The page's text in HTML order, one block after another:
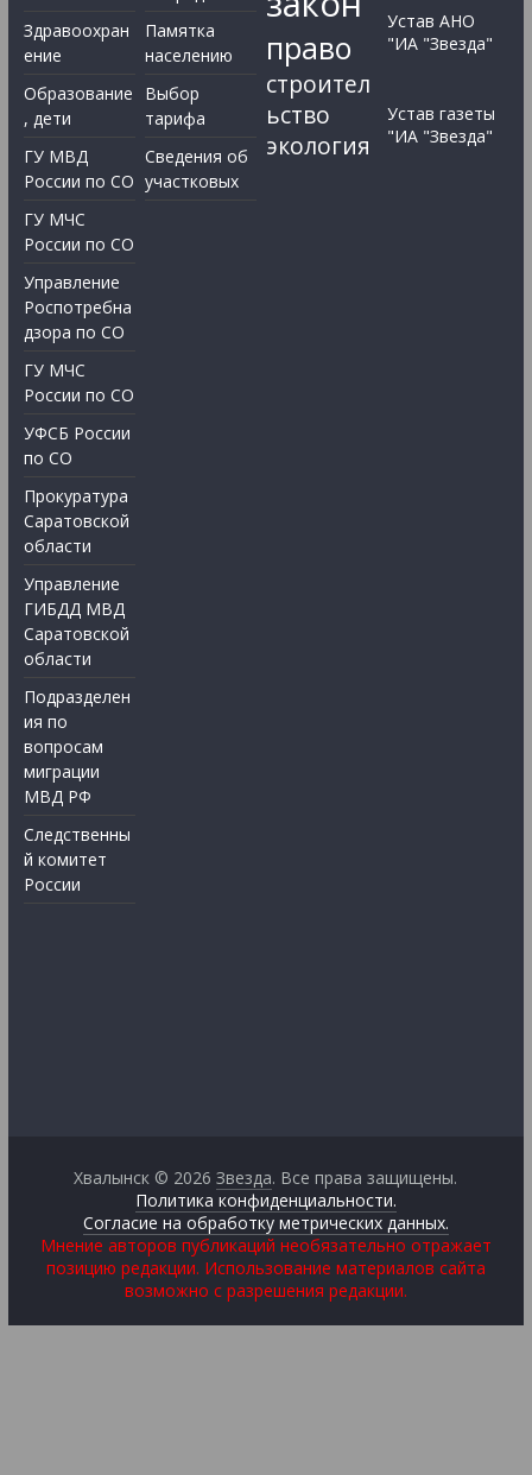
Здравоохран
ение
Образование
, дети
ГУ МВД
России по СО
ГУ МЧС
России по СО
Управление
Роспотребна
дзора по СО
ГУ МЧС
России по СО
УФСБ России
по СО
Прокуратура
Саратовской
области
Управление
ГИБДД МВД
Саратовской
области
Подразделен
ия по
вопросам
миграции
МВД РФ
Следственны
й комитет
России
Памятка
населению
Выбор
тарифа
Сведения об
участковых
право
строител
ьство
экология
Устав АНО
"ИА "Звезда"
Устав газеты
"ИА "Звезда"
Хвалынск © 2026Звезда. Все права защищены.
Политика конфиденциальности.
Согласие на обработку метрических данных.
Мнение авторов публикаций необязательно отражает
позицию редакции. Использование материалов сайта
возможно с разрешения редакции.